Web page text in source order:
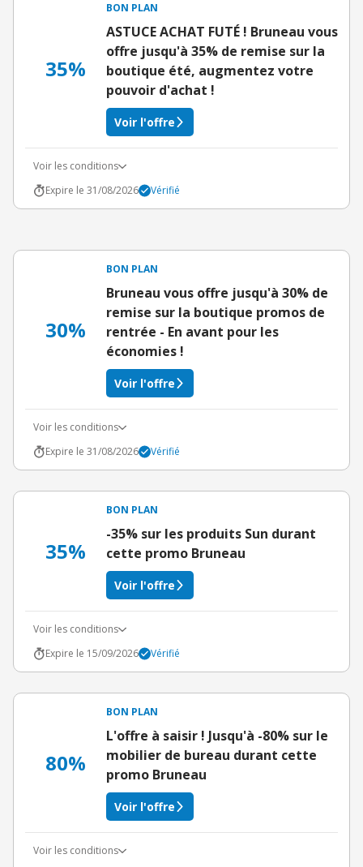
35%
BON PLAN
ASTUCE ACHAT FUTÉ ! Bruneau vous
offre jusqu'à 35% de remise sur la
boutique été, augmentez votre
pouvoir d'achat !
Voir l'offre
Voir les conditions
Expire le 31/08/2026
Vérifié
30%
BON PLAN
Bruneau vous offre jusqu'à 30% de
remise sur la boutique promos de
rentrée - En avant pour les
économies !
Voir l'offre
Voir les conditions
Expire le 31/08/2026
Vérifié
35%
BON PLAN
-35% sur les produits Sun durant
cette promo Bruneau
Voir l'offre
Voir les conditions
Expire le 15/09/2026
Vérifié
80%
BON PLAN
L'offre à saisir ! Jusqu'à -80% sur le
mobilier de bureau durant cette
promo Bruneau
Voir l'offre
Voir les conditions